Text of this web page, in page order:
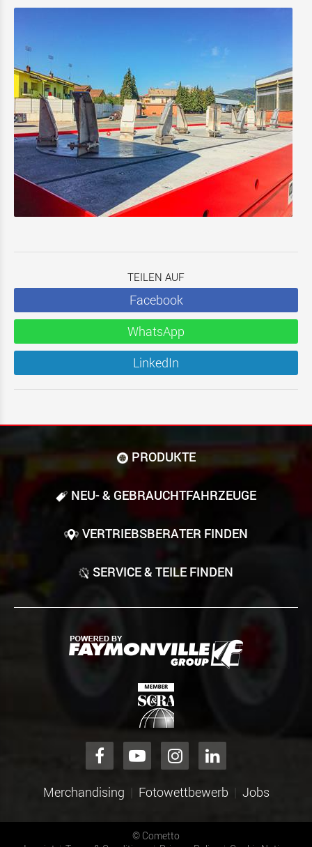
TEILEN AUF
Facebook
WhatsApp
LinkedIn
PRODUKTE
NEU- & GEBRAUCHT­FAHRZEUGE
VERTRIEBSBERATER FINDEN
SERVICE & TEILE FINDEN
Merchandising Fotowettbewerb Jobs
© Cometto